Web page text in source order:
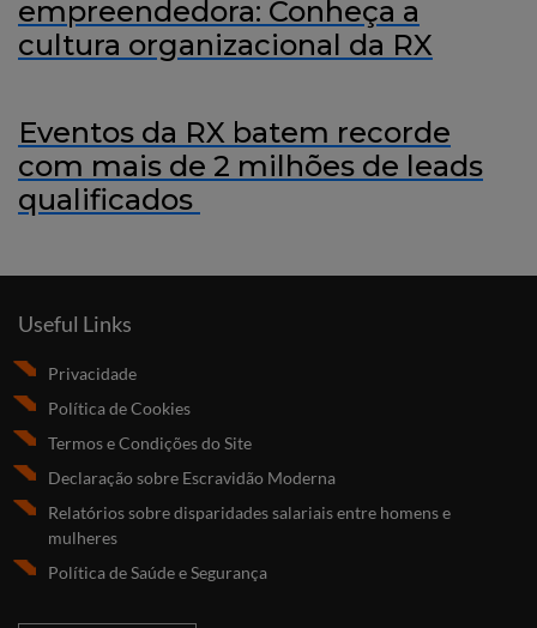
empreendedora: Conheça a
cultura organizacional da RX
Eventos da RX batem recorde
com mais de 2 milhões de leads
qualificados
Useful Links
Privacidade
Política de Cookies
Termos e Condições do Site
Declaração sobre Escravidão Moderna
Relatórios sobre disparidades salariais entre homens e
mulheres
Política de Saúde e Segurança